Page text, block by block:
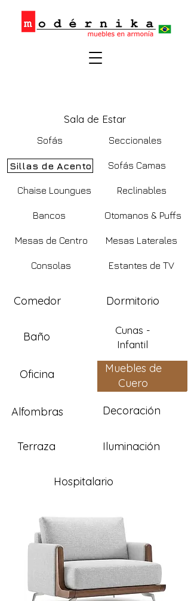
Sala de Estar
Sofás Seccionales
Sillas de Acento Sofás Camas
Chaise Loungues Reclinables
Bancos Otomanos & Puffs
Mesas de Centro
Consolas
Mesas Laterales
Estantes de TV
Comedor Dormitorio
Baño
Cunas -
Infantil
Oficina
Muebles de
Cuero
Alfombras Decoración
Terraza Iluminación
Hospitalario